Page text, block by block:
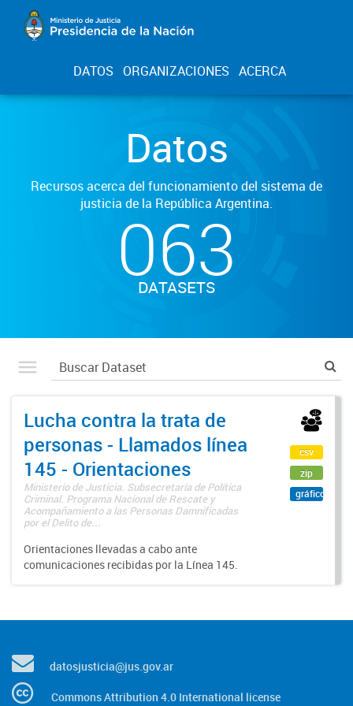
DATOS ORGANIZACIONES ACERCA
Datos
Recursos acerca del funcionamiento del sistema de
justicia de la República Argentina.
063
DATASETS
Lucha contra la trata de
personas - Llamados línea
145 - Orientaciones
Ministerio de Justicia. Subsecretaría de Política
Criminal. Programa Nacional de Rescate y
Acompañamiento a las Personas Damnificadas
por el Delito de...
Orientaciones llevadas a cabo ante
comunicaciones recibidas por la Línea 145.
csv
zip
gráfico
datosjusticia@jus.gov.ar
Commons Attribution 4.0 International license